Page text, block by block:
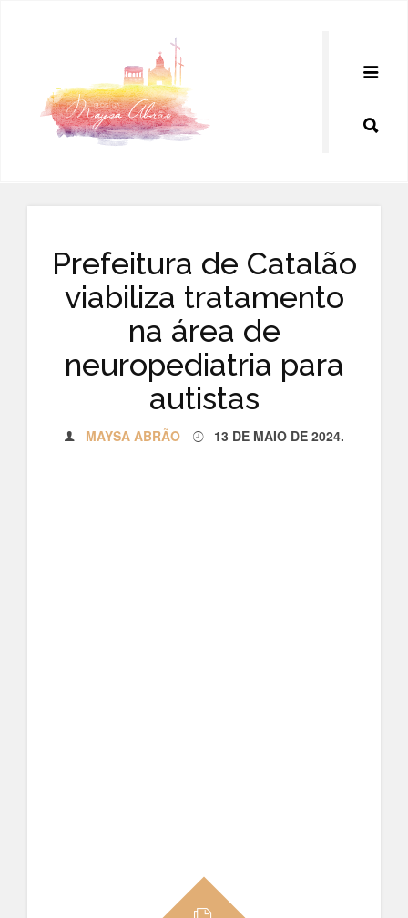
Prefeitura de Catalão
viabiliza tratamento
na área de
neuropediatria para
autistas
MAYSA ABRÃO 13 DE MAIO DE 2024.